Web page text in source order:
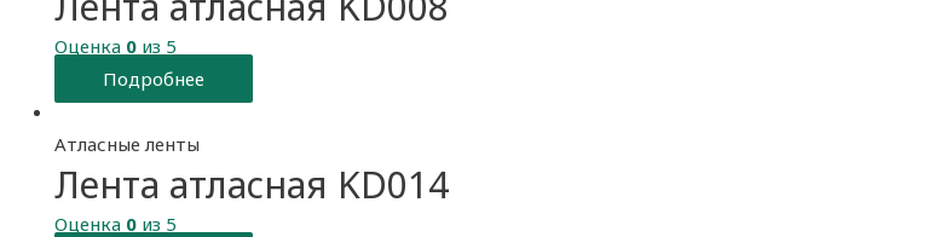
Оценка 0 из 5
Подробнее
Атласные ленты
Лента атласная KD014
Оценка 0 из 5